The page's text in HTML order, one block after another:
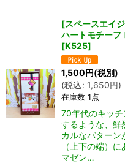
[スペースエイ
ハートモチーフ
[K525]
1,500円(税別)
(税込: 1,650円)
在庫数 1点
70年代のキッ
するような、鮮
カルなパターン
（上下の端）
マゼン…